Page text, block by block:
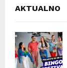
AKTUALNO